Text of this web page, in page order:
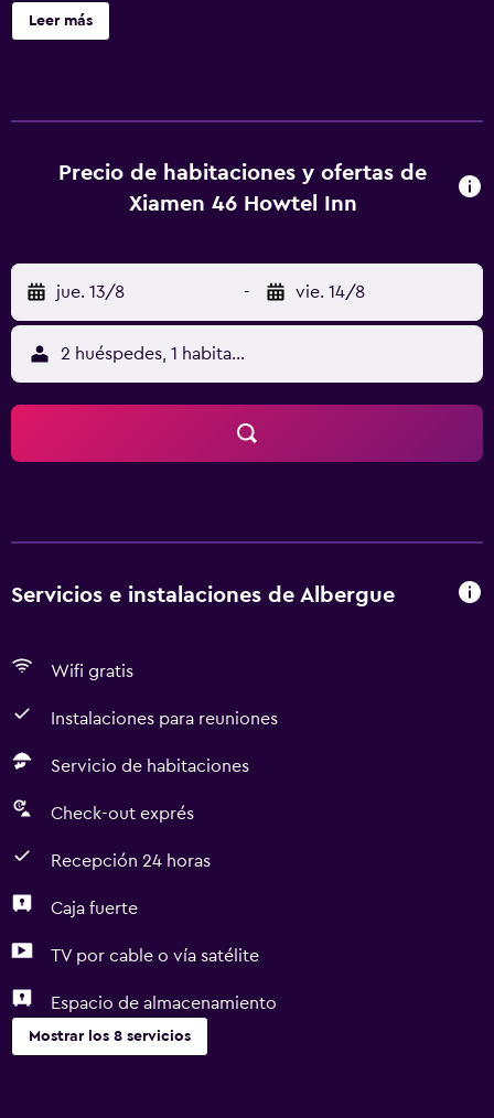
hotel-inn pueden relajarse, si lo desean, en los jardines de
la propiedad. Para tu comodidad también cuenta con un
base ideal para visitar Port of Xiamen y Xiamen University,
además de todo lo que la zona ofrece. Por último, SM City
Leer más
Precio de habitaciones y ofertas de
Xiamen 46 Howtel Inn
jue. 13/8 - vie. 14/8
2 huéspedes, 1 habitación
Servicios e instalaciones de Albergue
Wifi gratis
Instalaciones para reuniones
Servicio de habitaciones
Check-out exprés
Recepción 24 horas
Caja fuerte
TV por cable o vía satélite
Espacio de almacenamiento
Mostrar los 8 servicios